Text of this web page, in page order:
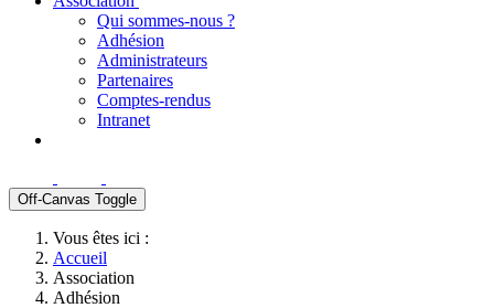
Qui sommes-nous ?
Adhésion
Administrateurs
Partenaires
Comptes-rendus
Intranet
Off-Canvas Toggle
Vous êtes ici :
Accueil
Association
Adhésion